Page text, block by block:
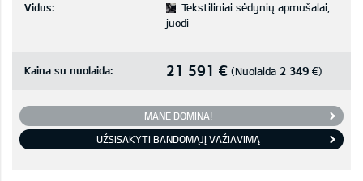
Vidus:
Tekstiliniai sėdynių apmušalai,
juodi
Kaina su nuolaida: 21 591 € (Nuolaida 2 349 €)
MANE DOMINA!
UŽSISAKYTI BANDOMĄJĮ VAŽIAVIMĄ